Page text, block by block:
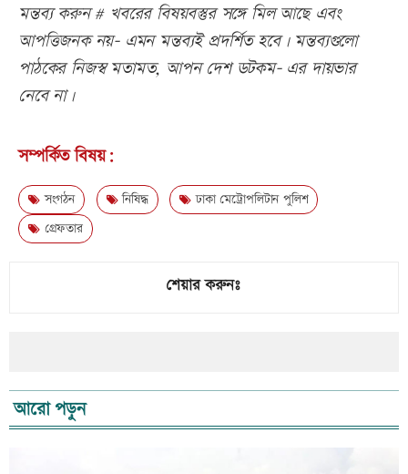
মন্তব্য করুন # খবরের বিষয়বস্তুর সঙ্গে মিল আছে এবং
আপত্তিজনক নয়- এমন মন্তব্যই প্রদর্শিত হবে। মন্তব্যগুলো
পাঠকের নিজস্ব মতামত, আপন দেশ ডটকম- এর দায়ভার
নেবে না।
সম্পর্কিত বিষয়:
সংগঠন নিষিদ্ধ
ঢাকা মেট্রোপলিটান পুলিশ
গ্রেফতার
শেয়ার করুনঃ
আরো পড়ুন